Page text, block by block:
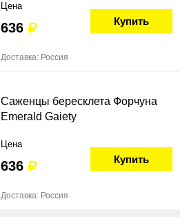
Цена
636 Купить
Доставка: Россия
Саженцы бересклета Форчуна
Emerald Gaiety
Цена
636 Купить
Доставка: Россия